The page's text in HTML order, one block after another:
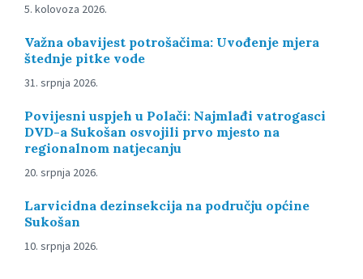
5. kolovoza 2026.
Važna obavijest potrošačima: Uvođenje mjera
štednje pitke vode
31. srpnja 2026.
Povijesni uspjeh u Polači: Najmlađi vatrogasci
DVD-a Sukošan osvojili prvo mjesto na
regionalnom natjecanju
20. srpnja 2026.
Larvicidna dezinsekcija na području općine
Sukošan
10. srpnja 2026.